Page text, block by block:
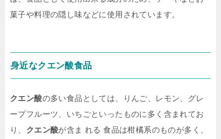
菓子や料理の隠し味などに使用されています。
身近なクエン酸食品
クエン酸の多い食品としては、りんご、レモン、グレ
ープフルーツ、いちごといったものに多く含まれてお
り、 クエン酸が含ま れる 食品は柑橘系のものが多く、